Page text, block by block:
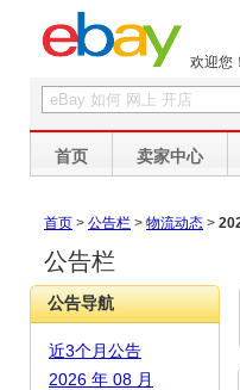
欢迎您！
首页 卖家中心
首页 > 公告栏 > 物流动态 >
公告栏
公告导航
近3个月公告
2026 年 08 月